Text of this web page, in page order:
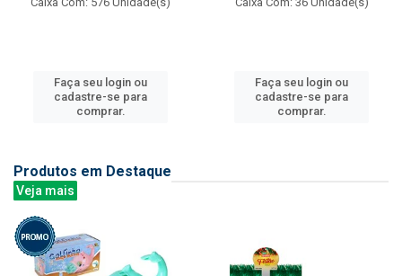
Faça seu login ou
cadastre-se para
comprar.
Faça seu login ou
cadastre-se para
comprar.
Produtos em Destaque
Veja mais